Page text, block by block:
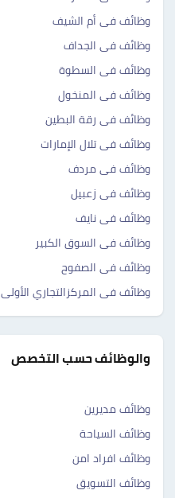
وظائف فى أم الشيف
وظائف فى الجداف
وظائف فى السطوة
وظائف فى المنخول
وظائف فى رقة البطين
وظائف فى تلال الإمارات
وظائف فى مردف
وظائف فى زعبيل
وظائف فى نايف
وظائف فى السوق الكبير
وظائف فى الصفوح
وظائف فى المركزالتجاري الأولى
والوظائف حسب التخصص
وظائف مديرين
وظائف السياحة
وظائف افراد امن
وظائف التسويق